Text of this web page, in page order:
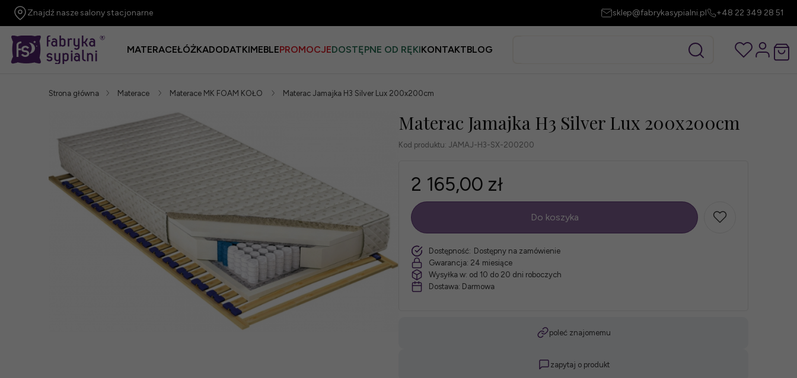
Znajdź nasze salony stacjonarne sklep@fabrykasypialni.pl +48 22 349 28 51
MATERACEŁÓŻKADODATKIMEBLEPROMOCJEDOSTĘPNE OD RĘKIKONTAKTBLOG
Strona główna Materace Materace MK FOAM KOŁO Materac Jamajka H3 Silver Lux 200x200cm
Materac Jamajka H3 Silver Lux 200x200cm
Kod produktu: JAMAJ-H3-SX-200200
2 165,00 zł
szt.
Do koszyka
Dostępność: Dostępny na zamówienie
Gwarancja: 24 miesiące
Wysyłka w: od 10 do 20 dni roboczych
Dostawa: Darmowa
poleć znajomemu
zapytaj o produkt